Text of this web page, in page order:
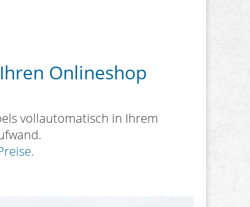
Onlineshop
vollautomatisch in Ihrem